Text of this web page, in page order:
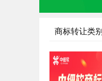
商标转让类别